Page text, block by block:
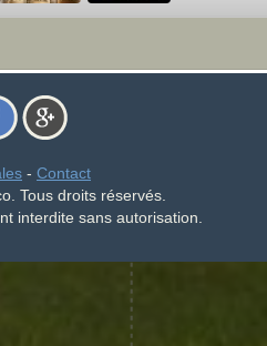
- Contact
Tous droits réservés.
interdite sans autorisation.